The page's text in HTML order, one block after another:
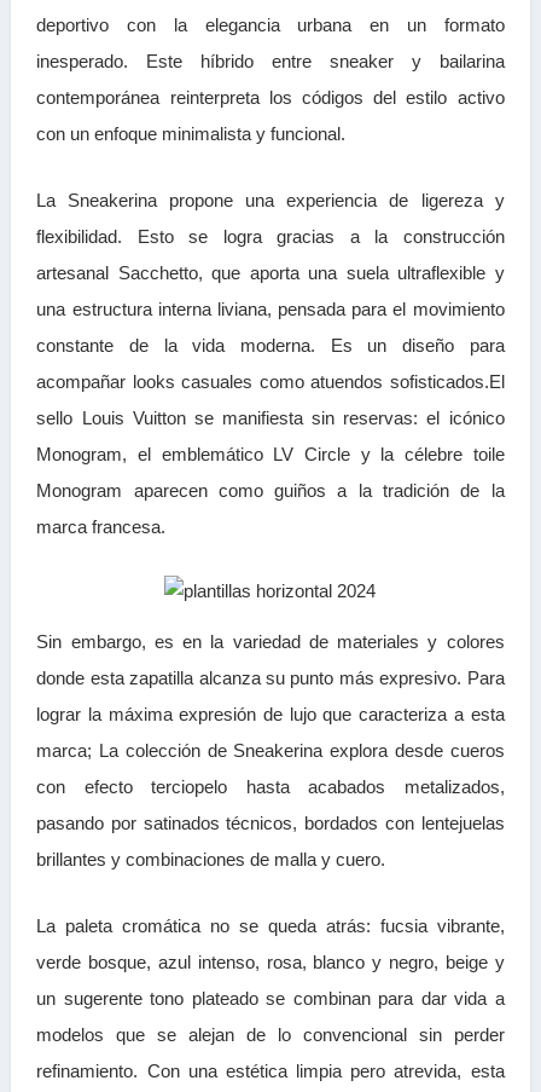
deportivo con la elegancia urbana en un formato
inesperado. Este híbrido entre sneaker y bailarina
contemporánea reinterpreta los códigos del estilo activo
con un enfoque minimalista y funcional.
La Sneakerina propone una experiencia de ligereza y
flexibilidad. Esto se logra gracias a la construcción
artesanal Sacchetto, que aporta una suela ultraflexible y
una estructura interna liviana, pensada para el movimiento
constante de la vida moderna. Es un diseño para
acompañar looks casuales como atuendos sofisticados.El
sello Louis Vuitton se manifiesta sin reservas: el icónico
Monogram, el emblemático LV Circle y la célebre toile
Monogram aparecen como guiños a la tradición de la
marca francesa.
Sin embargo, es en la variedad de materiales y colores
donde esta zapatilla alcanza su punto más expresivo. Para
lograr la máxima expresión de lujo que caracteriza a esta
marca; La colección de Sneakerina explora desde cueros
con efecto terciopelo hasta acabados metalizados,
pasando por satinados técnicos, bordados con lentejuelas
brillantes y combinaciones de malla y cuero.
La paleta cromática no se queda atrás: fucsia vibrante,
verde bosque, azul intenso, rosa, blanco y negro, beige y
un sugerente tono plateado se combinan para dar vida a
modelos que se alejan de lo convencional sin perder
refinamiento. Con una estética limpia pero atrevida, esta